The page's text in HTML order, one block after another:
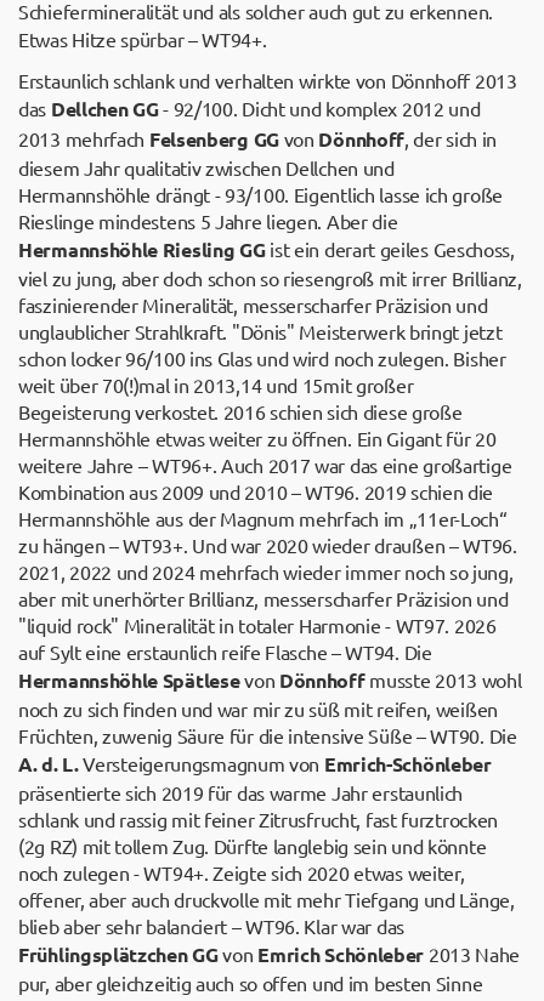
Schiefermineralität und als solcher auch gut zu erkennen.
Etwas Hitze spürbar – WT94+.
Erstaunlich schlank und verhalten wirkte von Dönnhoff 2013
das Dellchen GG- 92/100. Dicht und komplex 2012 und
2013 mehrfach Felsenberg GGvon Dönnhoff, der sich in
diesem Jahr qualitativ zwischen Dellchen und
Hermannshöhle drängt - 93/100. Eigentlich lasse ich große
Rieslinge mindestens 5 Jahre liegen. Aber die
Hermannshöhle Riesling GGist ein derart geiles Geschoss,
viel zu jung, aber doch schon so riesengroß mit irrer Brillianz,
faszinierender Mineralität, messerscharfer Präzision und
unglaublicher Strahlkraft. "Dönis" Meisterwerk bringt jetzt
schon locker 96/100 ins Glas und wird noch zulegen. Bisher
weit über 70(!)mal in 2013,14 und 15mit großer
Begeisterung verkostet. 2016 schien sich diese große
Hermannshöhle etwas weiter zu öffnen. Ein Gigant für 20
weitere Jahre – WT96+. Auch 2017 war das eine großartige
Kombination aus 2009 und 2010 – WT96. 2019 schien die
Hermannshöhle aus der Magnum mehrfach im „11er-Loch“
zu hängen – WT93+. Und war 2020 wieder draußen – WT96.
2021, 2022 und 2024 mehrfach wieder immer noch so jung,
aber mit unerhörter Brillianz, messerscharfer Präzision und
"liquid rock" Mineralität in totaler Harmonie - WT97. 2026
auf Sylt eine erstaunlich reife Flasche – WT94. Die
Hermannshöhle Spätlesevon Dönnhoffmusste 2013 wohl
noch zu sich finden und war mir zu süß mit reifen, weißen
Früchten, zuwenig Säure für die intensive Süße – WT90. Die
A. d. L.Versteigerungsmagnum von Emrich-Schönleber
präsentierte sich 2019 für das warme Jahr erstaunlich
schlank und rassig mit feiner Zitrusfrucht, fast furztrocken
(2g RZ) mit tollem Zug. Dürfte langlebig sein und könnte
noch zulegen - WT94+. Zeigte sich 2020 etwas weiter,
offener, aber auch druckvolle mit mehr Tiefgang und Länge,
blieb aber sehr balanciert – WT96. Klar war das
Frühlingsplätzchen GGvon Emrich Schönleber 2013 Nahe
pur, aber gleichzeitig auch so offen und im besten Sinne